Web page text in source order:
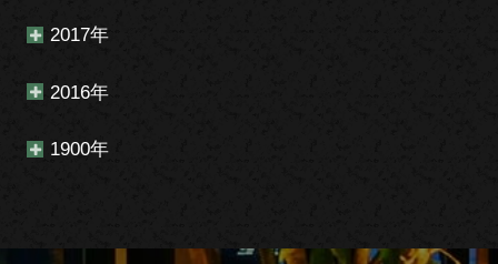
2017年
2016年
1900年